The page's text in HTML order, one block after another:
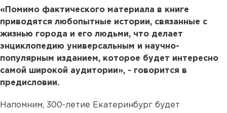
«Помимо фактического материала в книге
приводятся любопытные истории, связанные с
жизнью города и его людьми, что делает
энциклопедию универсальным и научно-
популярным изданием, которое будет интересно
самой широкой аудитории», - говорится в
предисловии.
Напомним, 300-летие Екатеринбург будет